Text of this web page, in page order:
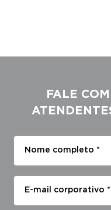
FALE
Nome completo *
E-mail corporativo *